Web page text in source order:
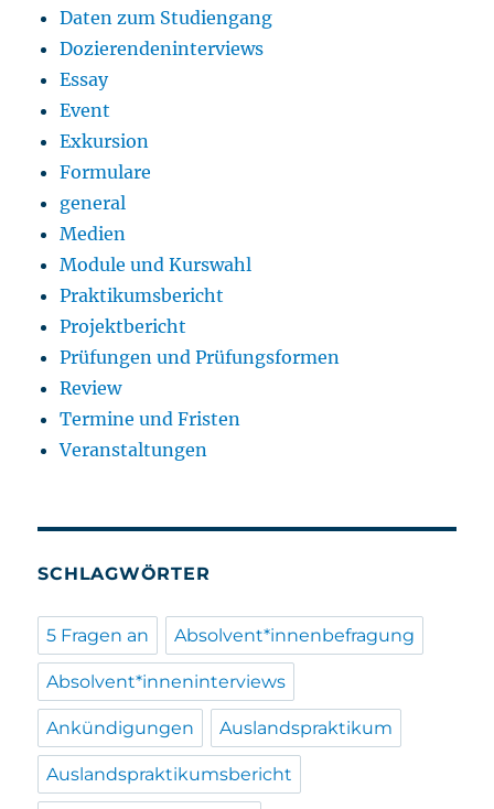
Daten zum Studiengang
Dozierendeninterviews
Essay
Event
Exkursion
Formulare
general
Medien
Module und Kurswahl
Praktikumsbericht
Projektbericht
Prüfungen und Prüfungsformen
Review
Termine und Fristen
Veranstaltungen
SCHLAGWÖRTER
5 Fragen an Absolvent*innenbefragung
Absolvent*inneninterviews
Ankündigungen Auslandspraktikum
Auslandspraktikumsbericht